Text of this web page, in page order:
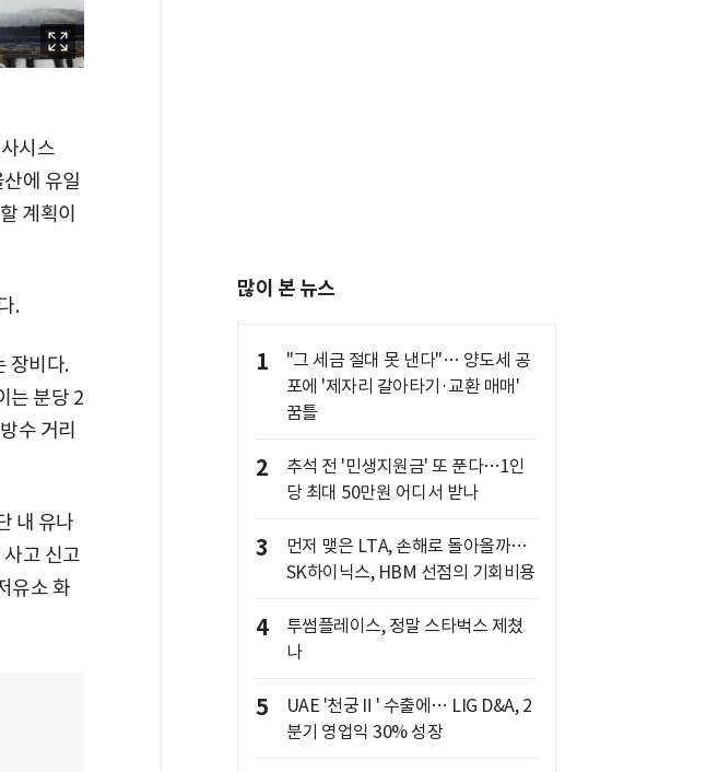
시스
에 유일
계획이
.
장비다.
는 분당 2
수 거리
내 유나
고 신고
유소 화
많이 본 뉴스
1
"그 세금 절대 못 낸다"… 양도세 공
포에 '제자리 갈아타기·교환 매매'
꿈틀
2
추석 전 '민생지원금' 또 푼다…1인
당 최대 50만원 어디서 받나
3
먼저 맺은 LTA, 손해로 돌아올까…
SK하이닉스, HBM 선점의 기회비용
4
투썸플레이스, 정말 스타벅스 제쳤
나
5
UAE '천궁Ⅱ' 수출에… LIG D&A, 2
분기 영업익 30% 성장